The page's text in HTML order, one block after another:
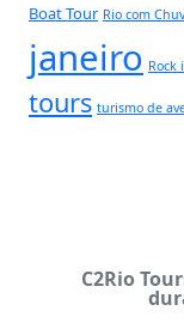
Boat Tour Rio com
janeiro Rock
tours turismo de
C2Rio